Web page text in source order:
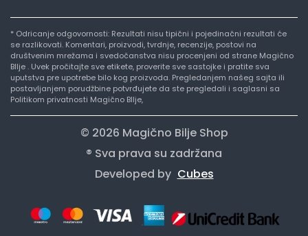
* Odricanje odgovornosti: Rezultati nisu tipični i pojedinačni rezultati će
se razlikovati. Komentari, proizvodi, tvrdnje, recenzije, postovi na
društvenim mrežama i svedočanstva nisu procenjeni od strane Magično
BIlje . Uvek pročitajte sve etikete, proverite sve sastojke i pratite sva
uputstva pre upotrebe bilo kog proizvoda. Pregledanjem našeg sajta ili
postavljanjem porudžbine potvrđujete da ste pregledali i saglasni sa
Politikom privatnosti Magično BIlje,
© 2026 Magično Bilje Shop
® Sva prava su zadržana
Developed by Cubes